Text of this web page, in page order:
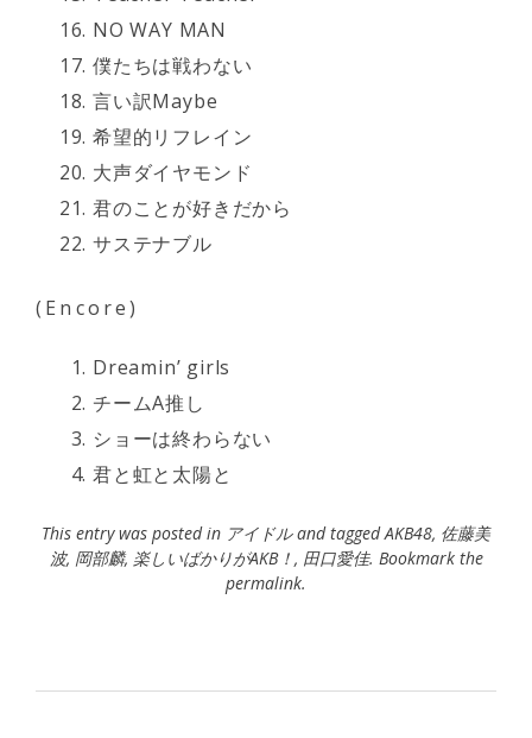
NO WAY MAN
僕たちは戦わない
言い訳Maybe
希望的リフレイン
大声ダイヤモンド
君のことが好きだから
サステナブル
(Encore)
Dreamin’ girls
チームA推し
ショーは終わらない
君と虹と太陽と
This entry was posted in アイドルand taggedAKB48, 佐藤美
波, 岡部麟, 楽しいばかりがAKB！ , 田口愛佳. Bookmark the
permalink.